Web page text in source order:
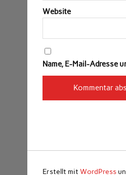
Website
Name, E-Mail-Adresse
Erstellt mitWordPress